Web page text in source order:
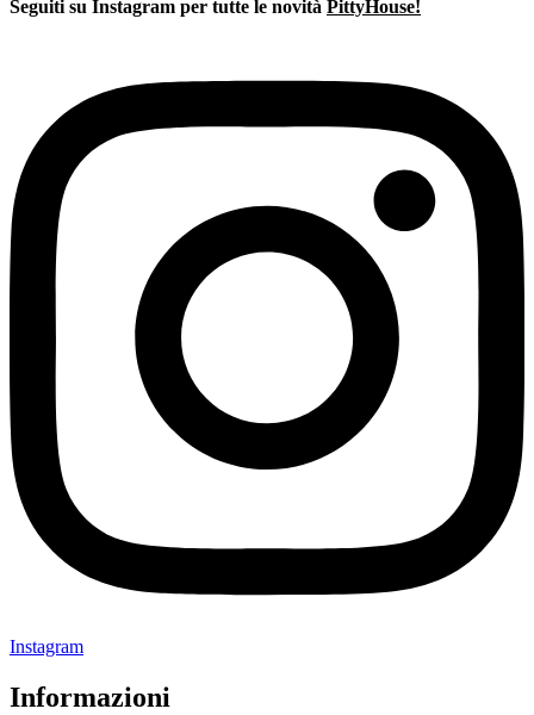
€180,00.€108,00.
Seguiti su Instagram per tutte le novità PittyHouse!
Instagram
Informazioni